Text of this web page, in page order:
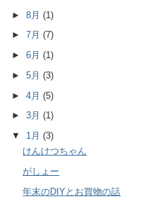
► 8月 (1)
► 7月 (7)
► 6月 (1)
► 5月 (3)
► 4月 (5)
► 3月 (1)
▼ 1月 (3)
けんけつちゃん
がしょー
年末のDIYとお買物の話